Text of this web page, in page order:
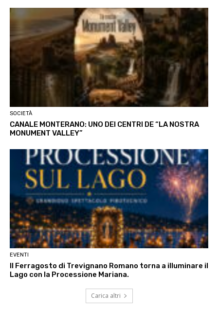
SOCIETÀ
CANALE MONTERANO: UNO DEI CENTRI DE “LA NOSTRA
MONUMENT VALLEY”
EVENTI
Il Ferragosto di Trevignano Romano torna a illuminare il
Lago con la Processione Mariana.
Carica altri